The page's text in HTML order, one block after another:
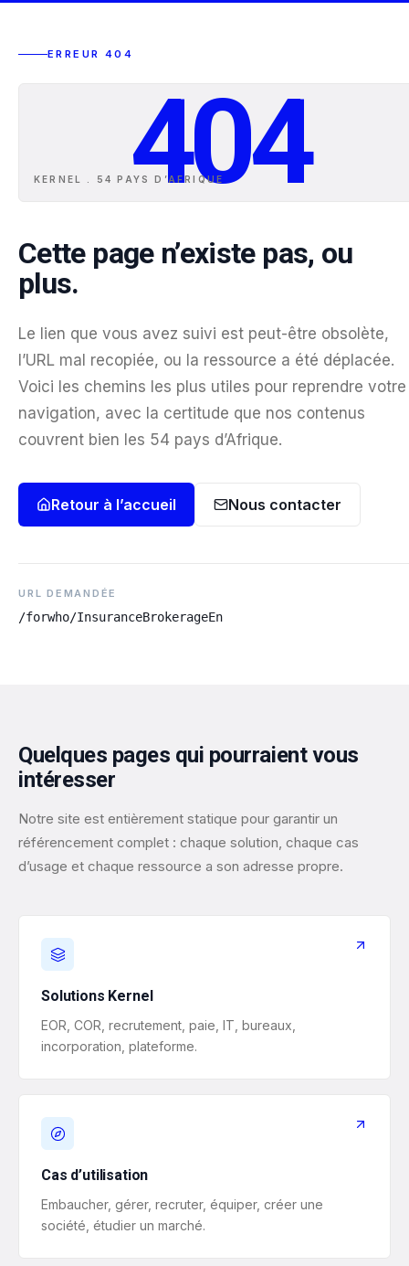
ERREUR 404
Cette page n’existe pas, ou
plus.
Le lien que vous avez suivi est peut-être obsolète,
l’URL mal recopiée, ou la ressource a été déplacée.
Voici les chemins les plus utiles pour reprendre votre
navigation, avec la certitude que nos contenus
couvrent bien les 54 pays d’Afrique.
Retour à l’accueil Nous contacter
URL DEMANDÉE
/forwho/InsuranceBrokerageEn
404
KERNEL . 54 PAYS D ’AFRIQUE
Quelques pages qui pourraient vous
intéresser
Notre site est entièrement statique pour garantir un
référencement complet : chaque solution, chaque cas
d’usage et chaque ressource a son adresse propre.
Solutions Kernel
EOR, COR, recrutement, paie, IT, bureaux,
incorporation, plateforme.
Cas d’utilisation
Embaucher, gérer, recruter, équiper, créer une
société, étudier un marché.